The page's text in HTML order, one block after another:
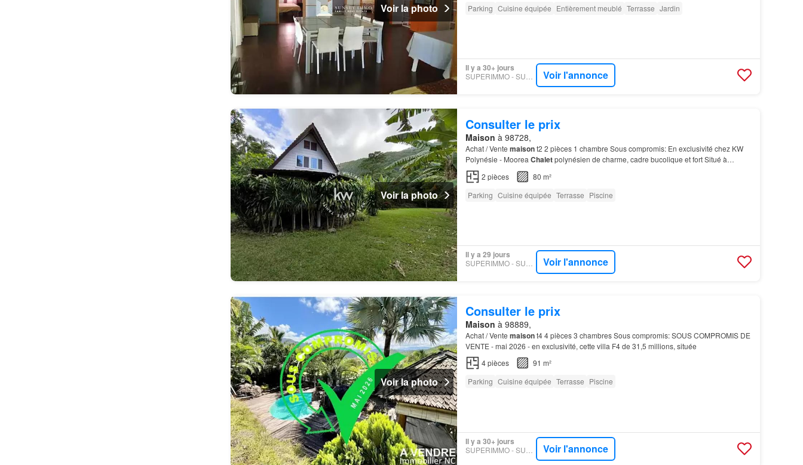
Voir la photo
Parking Cuisine équipée Entièrement meublé Terrasse Jardin
Il y a 30+ jours
Voir l'annonce
Voir la photo
Consulter le prix
Maison à 98728,
Achat / Vente maisont2 2 pièces 1 chambre Sous compromis: En exclusivité chez KW
Polynésie - Moorea Chaletpolynésien de charme, cadre bucolique et fort Situé à
seulement 15 minutes du quai de Vaiare, ce
2 pièces
80 m²
Parking Cuisine équipée Terrasse Piscine
Il y a 29 jours
Voir l'annonce
Voir la photo
Consulter le prix
Maison à 98889,
Achat / Vente maisont4 4 pièces 3 chambres Sous compromis: SOUS COMPROMIS DE
VENTE - mai 2026 - en exclusivité, cette villa F4 de 31,5 millions, située
4pièces
91 m²
Parking Cuisine équipée Terrasse Piscine
Il y a 30+ jours
Voir l'annonce